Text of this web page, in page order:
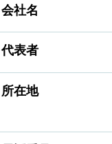
会社名
代表者
所在地